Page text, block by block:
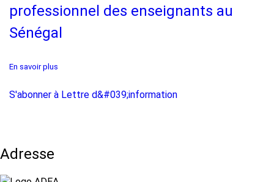
l'apprentissage
fondamental
en
Afrique
professionnel des enseignants au
Sénégal
En savoir plus
Learning
S'abonner à Lettre d&#039;information
Adresse